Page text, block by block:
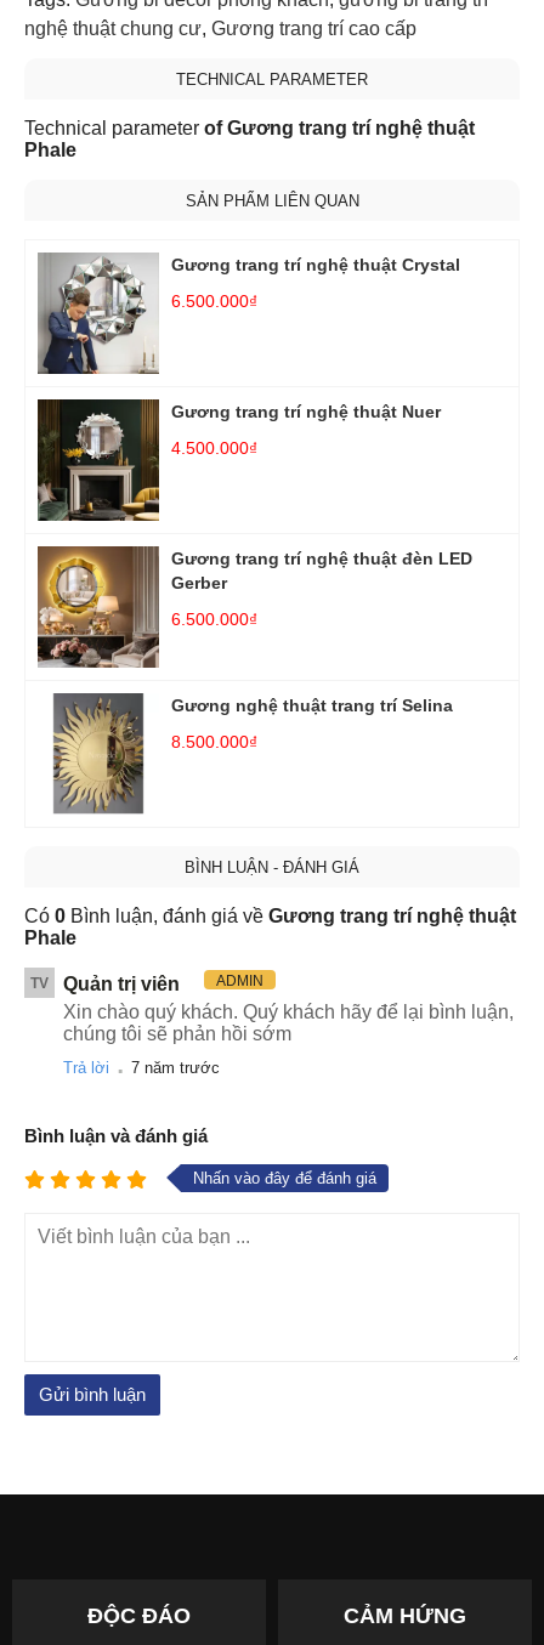
nghệ thuật chung cư, Gương trang trí cao cấp
TECHNICAL PARAMETER
Technical parameter of Gương trang trí nghệ thuật
Phale
SẢN PHẨM LIÊN QUAN
Gương trang trí nghệ thuật Crystal
6.500.000₫
Gương trang trí nghệ thuật Nuer
4.500.000₫
Gương trang trí nghệ thuật đèn LED
Gerber
6.500.000₫
Gương nghệ thuật trang trí Selina
8.500.000₫
BÌNH LUẬN - ĐÁNH GIÁ
Có 0 Bình luận, đánh giá về Gương trang trí nghệ thuật
Phale
TV Quản trị viên ADMIN
Xin chào quý khách. Quý khách hãy để lại bình luận,
chúng tôi sẽ phản hồi sớm
Trả lời . 7 năm trước
Bình luận và đánh giá
Nhấn vào đây để đánh giá
ĐỘC ĐÁO CẢM HỨNG